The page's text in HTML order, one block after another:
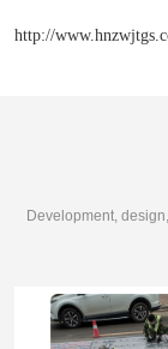
http://